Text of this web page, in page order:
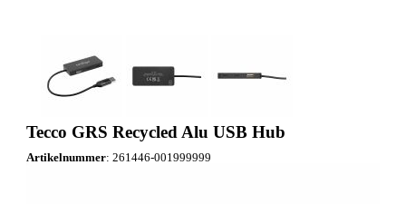
Kerstpakketten
TOP 50
Tecco GRS Recycled Alu USB Hub
Artikelnummer: 261446-001999999